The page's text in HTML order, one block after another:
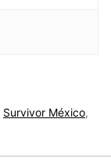
Survivor México,